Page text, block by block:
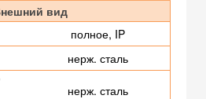
вид
полное, IP
нерж. сталь
нерж. сталь